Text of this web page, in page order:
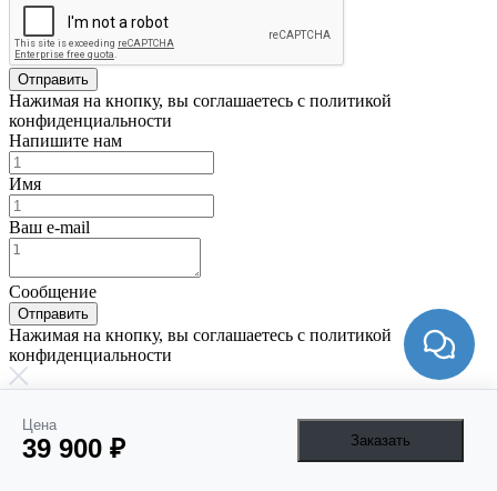
Цена
39 900 ₽ Заказать
Отправить
Нажимая на кнопку, вы соглашаетесь с политикой
конфиденциальности
Напишите нам
Имя
Ваш e-mail
Сообщение
Отправить
Нажимая на кнопку, вы соглашаетесь с политикой
конфиденциальности
Перейти в корзину
Товар добавлен в сравнение